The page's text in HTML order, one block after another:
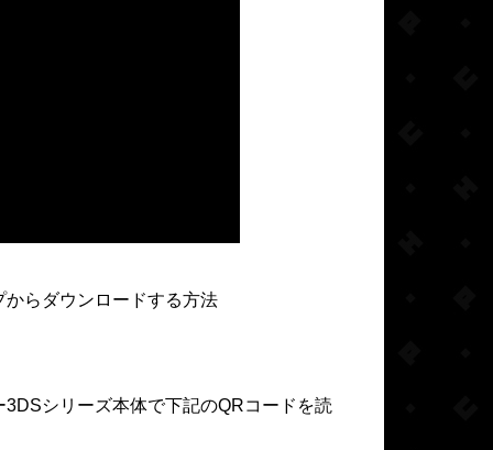
らダウンロードする方法
シリーズ本体で下記のQRコードを読